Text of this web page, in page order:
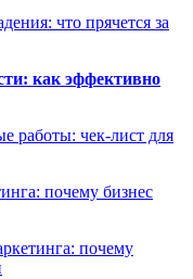
что прячется за
как эффективно
работы: чек-лист для
почему бизнес
почему